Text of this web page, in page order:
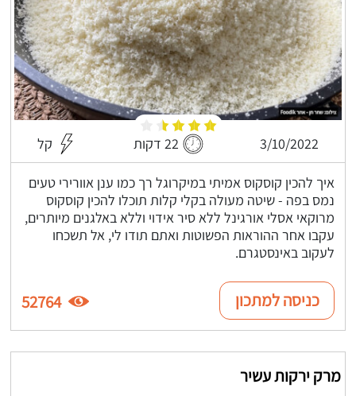
3/10/2022 22 דקות קל
איך להכין קוסקוס אמיתי במיקרוגל רך כמו ענן אוורירי טעים
נמס בפה - שיטה מעולה בקלי קלות תוכלו להכין קוסקוס
מרוקאי אסלי אורגינל ללא סיר אידוי וללא באלגנים מיותרים,
עקבו אחר ההוראות הפשוטות ואתם תודו לי, אל תשכחו
לעקוב באינסטגרם.
כניסה למתכון 52764
מרק ירקות עשיר